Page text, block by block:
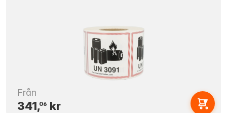
Från
341,06 kr